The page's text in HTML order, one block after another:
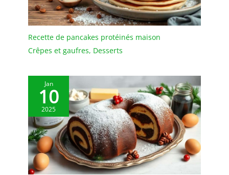
occasion, comme les
magasins de desserts, les
mariages, les fêtes, etc
ce plat de service est
durable, stable et facile à
nettoyer pour une
ou lors de réceptions et
Recette de pancakes protéinés maison
Crêpes et gaufres, Desserts
Jan
10
2025